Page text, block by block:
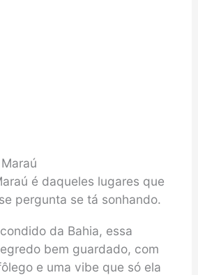
é daqueles lugares que
pergunta se tá sonhando.
da Bahia, essa
bem guardado, com
e uma vibe que só ela